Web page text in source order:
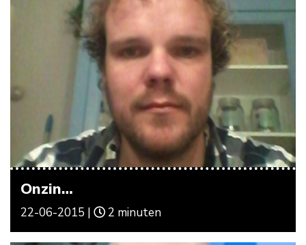
Onzin…
22-06-2015 | 2 minuten